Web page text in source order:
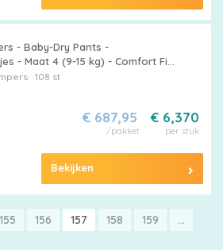
- Baby-Dry Pants -
- Maat 4 (9-15 kg) - Comfort Fit
- Luierbroekjes Droge Huid -
108 st
€ 6,370
per stuk
€ 687,95
/pakket
Bekijken
155 156 157 158 159
…